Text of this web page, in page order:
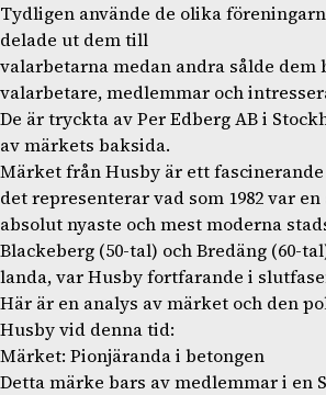
Tydligen använde de olika
delade ut dem till
valarbetarna medan andra sålde dem
valarbetare, medlemmar och
De är tryckta av Per Edberg AB i
av märkets baksida.
Märket från Husby är ett
det representerar vad som 1982 var
absolut nyaste och mest moderna
Blackeberg (50-tal) och Bredäng (60-
landa, var Husby fortfarande i
Här är en analys av märket och den
Husby vid denna tid:
Märket: Pionjäranda i betongen
Detta märke bars av medlemmar i en